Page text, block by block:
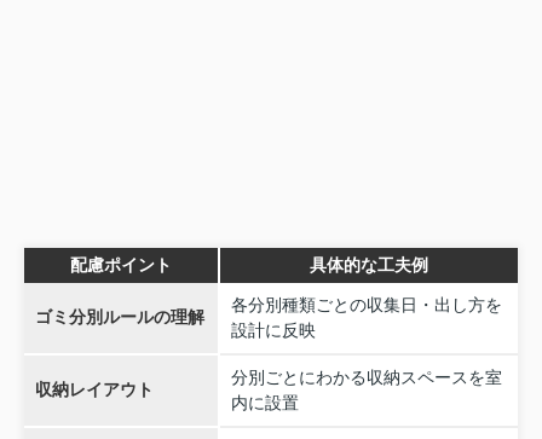
配慮ポイント 具体的な工夫例
ゴミ分別ルールの理解
各分別種類ごとの収集日・出し方を
設計に反映
収納レイアウト
分別ごとにわかる収納スペースを室
内に設置